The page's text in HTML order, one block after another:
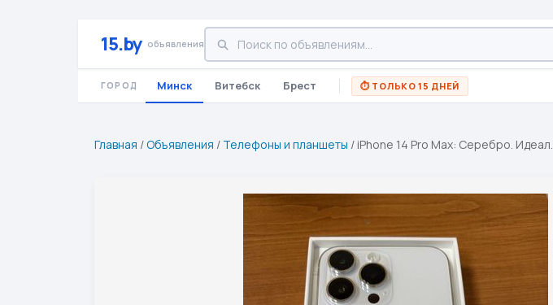
15.by объявления
ГОРОД Минск Витебск Брест ⏱ ТОЛЬКО 15 ДНЕЙ
Главная /Объявления / Телефоны и планшеты / iPhone 14 Pro Max: Серебро. Идеал.